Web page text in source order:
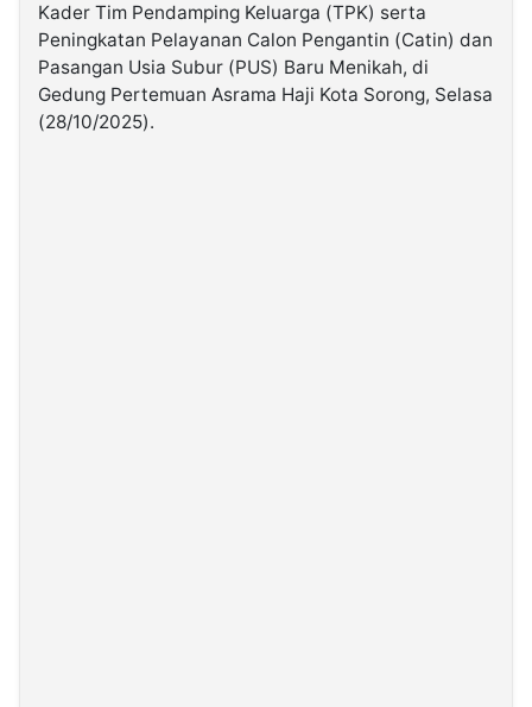
Kabarbaru
Media
Holding
Kader Tim Pendamping Keluarga (TPK) serta
Peningkatan Pelayanan Calon Pengantin (Catin) dan
Pasangan Usia Subur (PUS) Baru Menikah, di
Gedung Pertemuan Asrama Haji Kota Sorong, Selasa
(28/10/2025).